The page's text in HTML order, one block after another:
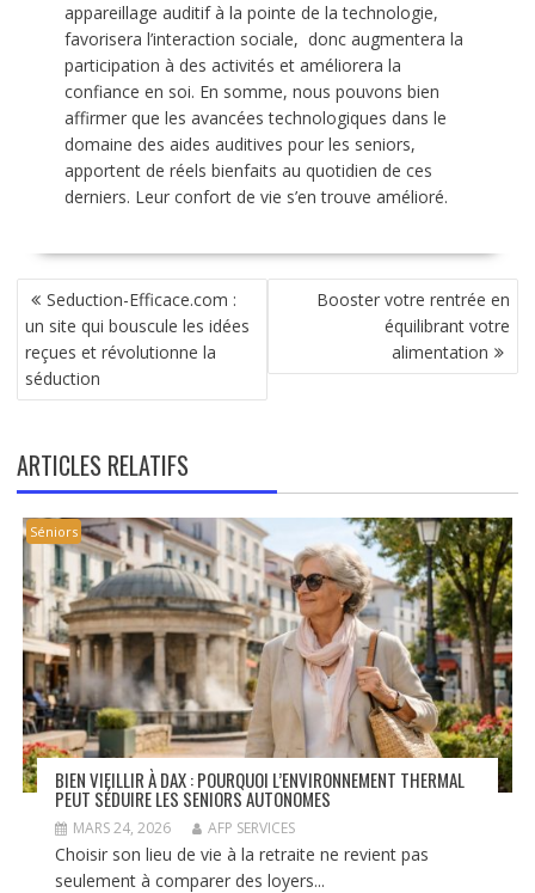
appareillage auditif à la pointe de la technologie,
favorisera l’interaction sociale, donc augmentera la
participation à des activités et améliorera la
confiance en soi. En somme, nous pouvons bien
affirmer que les avancées technologiques dans le
domaine des aides auditives pour les seniors,
apportent de réels bienfaits au quotidien de ces
derniers. Leur confort de vie s’en trouve amélioré.
NAVIGATION
DE
L’ARTICLE
Seduction-Efficace.com :
un site qui bouscule les idées
reçues et révolutionne la
séduction
Booster votre rentrée en
équilibrant votre
alimentation
ARTICLES RELATIFS
Séniors
BIEN VIEILLIR À DAX : POURQUOI L’ENVIRONNEMENT THERMAL
PEUT SÉDUIRE LES SENIORS AUTONOMES
MARS 24, 2026 AFP SERVICES
Choisir son lieu de vie à la retraite ne revient pas
seulement à comparer des loyers...